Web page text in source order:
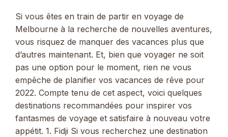
Si vous êtes en train de partir en voyage de
Melbourne à la recherche de nouvelles aventures,
vous risquez de manquer des vacances plus que
d’autres maintenant. Et, bien que voyager ne soit
pas une option pour le moment, rien ne vous
empêche de planifier vos vacances de rêve pour
2022. Compte tenu de cet aspect, voici quelques
destinations recommandées pour inspirer vos
fantasmes de voyage et satisfaire à nouveau votre
appétit. 1. Fidji Si vous recherchez une destination